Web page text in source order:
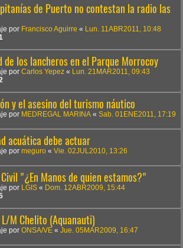
de Puerto no contestan la radio las
por Francisco Aguirre «
Lun. 11ABR2011, 10:48
de los lancheros en el Parque Morrocoy
por Carlos Yepez «
Lun. 21MAR2011, 09:43
y el asesino del turismo náutico
por MEDREGAL MARINA « Sab. 01ENE2011, 17:19
acuática debe actuar
por meguro « Vie. 02JUL2010, 13:26
"¿En Manos de quien estamos?"
por LGIS « Dom. 12ABR2009, 15:44
L/M Chelito (Aquanauti)
por ONSA/VE « Jue. 05MAR2009, 16:47